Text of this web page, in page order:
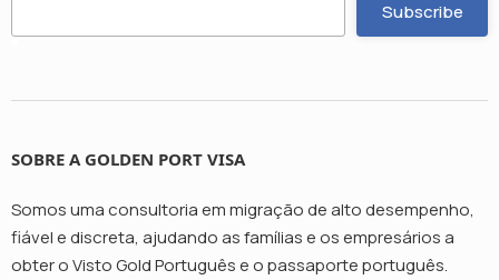
SOBRE A GOLDEN PORT VISA
Somos uma consultoria em migração de alto desempenho,
fiável e discreta, ajudando as famílias e os empresários a
obter o Visto Gold Português e o passaporte português.